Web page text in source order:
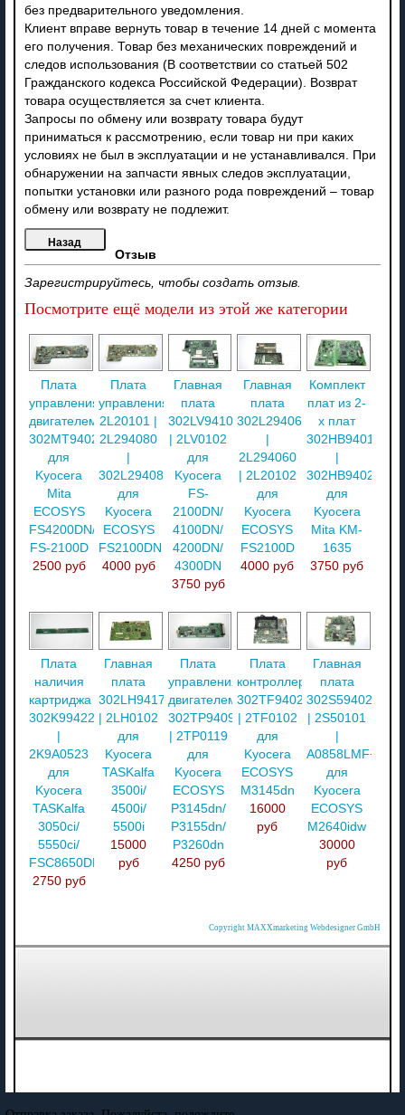
без предварительного уведомления.
Клиент вправе вернуть товар в течение 14 дней с момента
его получения. Товар без механических повреждений и
следов использования (В соответствии со статьей 502
Гражданского кодекса Российской Федерации). Возврат
товара осуществляется за счет клиента.
Запросы по обмену или возврату товара будут
приниматься к рассмотрению, если товар ни при каких
условиях не был в эксплуатации и не устанавливался. При
обнаружении на запчасти явных следов эксплуатации,
попытки установки или разного рода повреждений – товар
обмену или возврату не подлежит.
Отзыв
Зарегистрируйтесь, чтобы создать отзыв.
Посмотрите ещё модели из этой же категории
Плата
управления
двигателем
302MT94020
для
Kyocera
Mita
ECOSYS
FS4200DN/
FS-2100D
2500 руб
Плата
управления
2L20101 |
2L294080
302L294080
для
Kyocera
ECOSYS
FS2100DN
4000 руб
Главная
плата
302LV94100
| 2LV0102
для
Kyocera
FS-
2100DN/
4100DN/
4200DN/
4300DN
3750 руб
Главная
плата
302L294060
2L294060
| 2L20102
для
Kyocera
ECOSYS
FS2100D
4000 руб
Комплект
плат из 2-
х плат
302HB94010
302HB94020
для
Kyocera
Mita KM-
1635
3750 руб
Плата
наличия
картриджа
302K994220
|
2K9A0523
для
Kyocera
TASKalfa
3050ci/
5550ci/
FSC8650DN
2750 руб
Главная
плата
302LH94170
| 2LH0102
для
Kyocera
TASKalfa
3500i/
4500i/
5500i
15000
руб
Плата
управления
двигателем
302TP94090
| 2TP0119
для
Kyocera
ECOSYS
P3145dn/
P3155dn/
P3260dn
4250 руб
Плата
контроллера
302TF94020
| 2TF0102
для
Kyocera
ECOSYS
M3145dn
16000
руб
Главная
плата
302S594020
| 2S50101
|
A0858LMF+GH
для
Kyocera
ECOSYS
M2640idw
30000
руб
Copyright MAXXmarketing Webdesigner GmbH